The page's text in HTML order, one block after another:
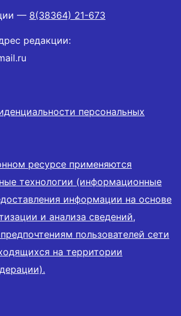
— 8(38364) 21-673
редакции:
персональных
ресурсе применяются
технологии (информационные
информации на основе
и анализа сведений,
пользователей сети
на территории